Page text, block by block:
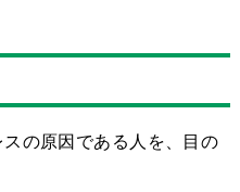
の原因である人を、目の